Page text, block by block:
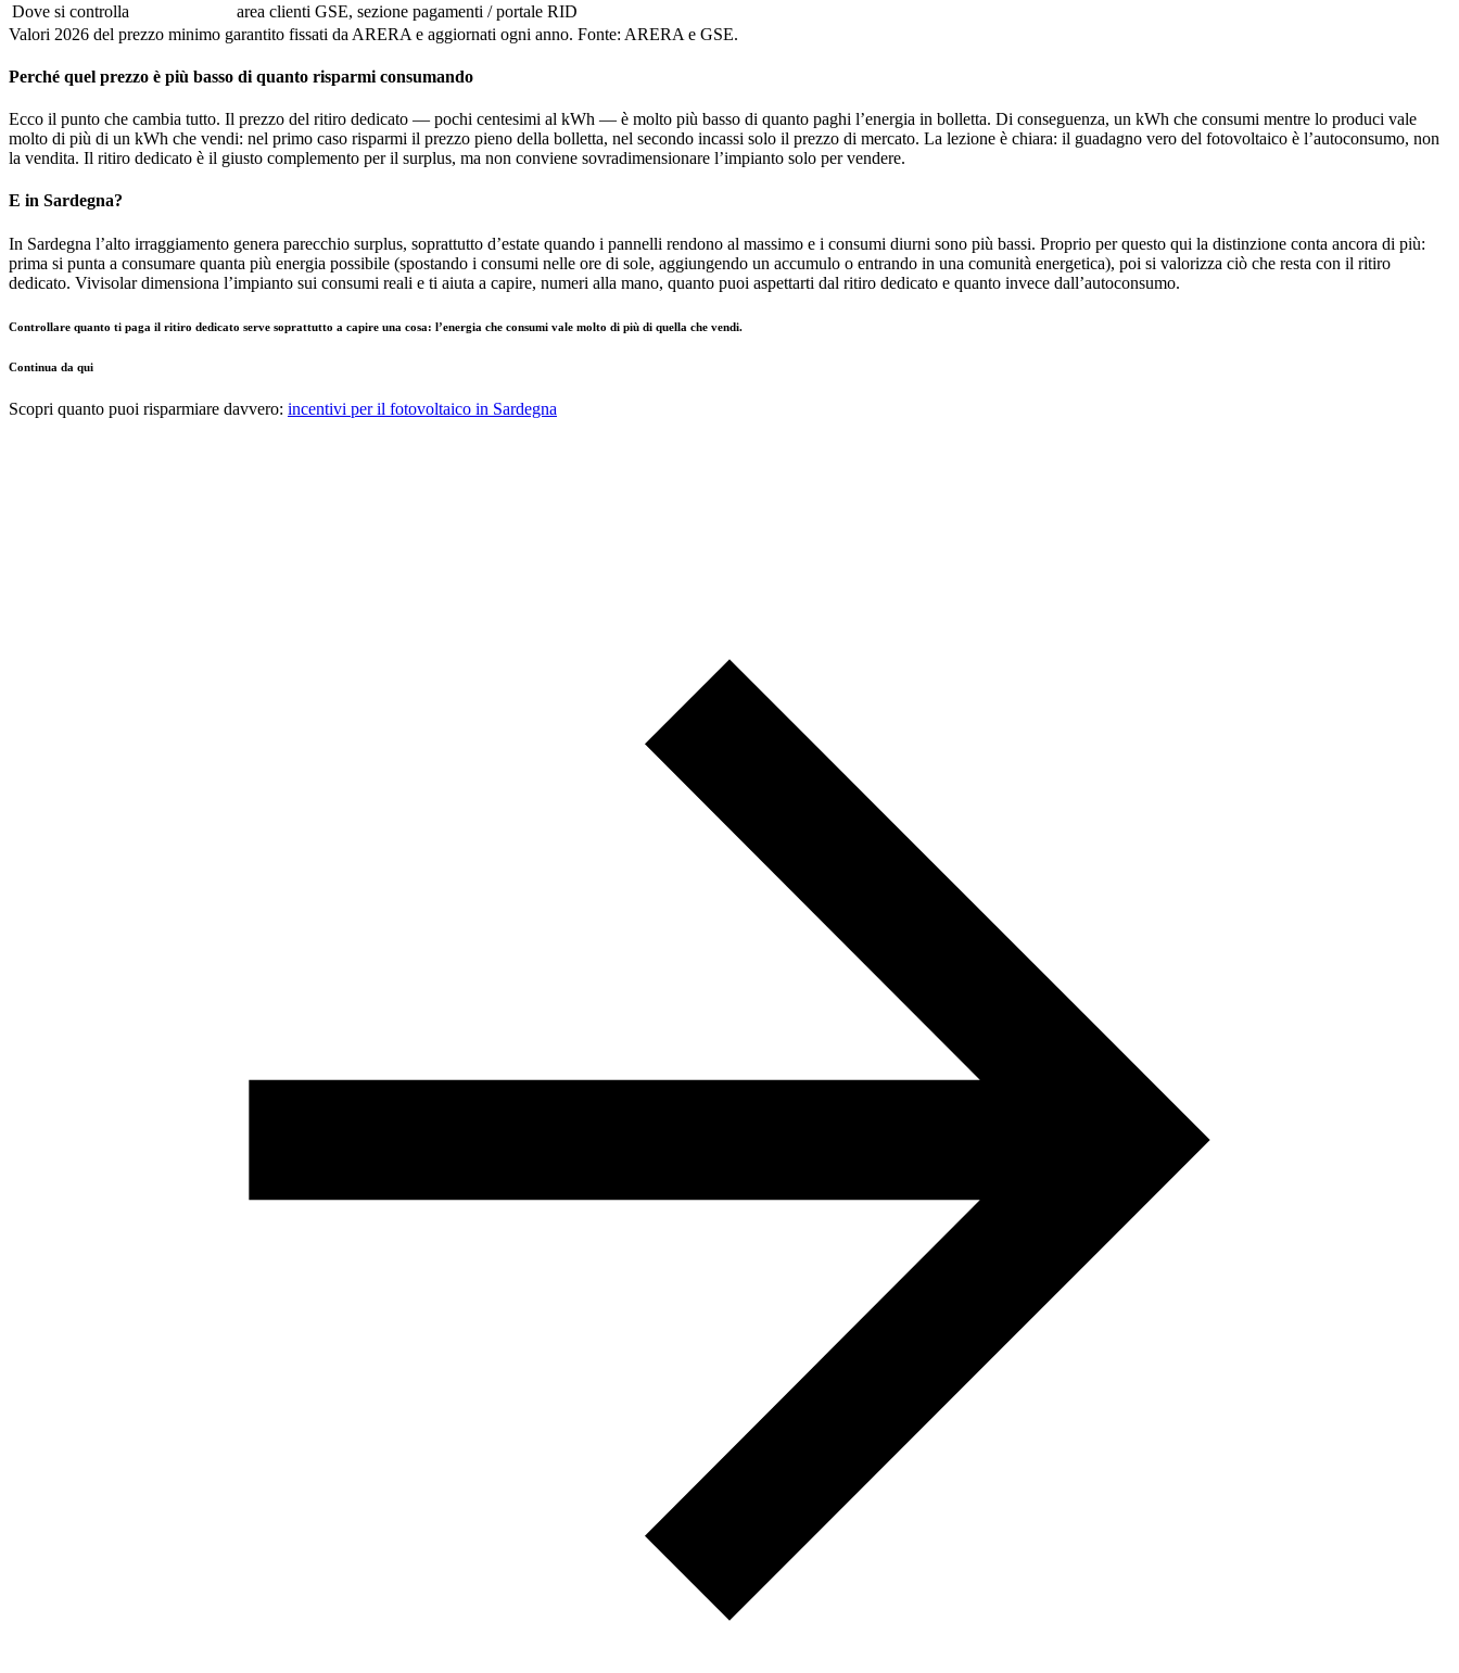
Dove si controlla
area clienti GSE, sezione pagamenti / portale RID
Valori 2026 del prezzo minimo garantito fissati da ARERA e aggiornati ogni anno. Fonte: ARERA e GSE.
Perché quel prezzo è più basso di quanto risparmi consumando
Ecco il punto che cambia tutto. Il prezzo del ritiro dedicato — pochi centesimi al kWh — è molto più basso di quanto paghi l’energia in bolletta. Di conseguenza, un kWh che consumi mentre lo produci vale
molto di più di un kWh che vendi: nel primo caso risparmi il prezzo pieno della bolletta, nel secondo incassi solo il prezzo di mercato. La lezione è chiara: il guadagno vero del fotovoltaico è l’autoconsumo, non
la vendita. Il ritiro dedicato è il giusto complemento per il surplus, ma non conviene sovradimensionare l’impianto solo per vendere.
E in Sardegna?
In Sardegna l’alto irraggiamento genera parecchio surplus, soprattutto d’estate quando i pannelli rendono al massimo e i consumi diurni sono più bassi. Proprio per questo qui la distinzione conta ancora di più:
prima si punta a consumare quanta più energia possibile (spostando i consumi nelle ore di sole, aggiungendo un accumulo o entrando in una comunità energetica), poi si valorizza ciò che resta con il ritiro
dedicato. Vivisolar dimensiona l’impianto sui consumi reali e ti aiuta a capire, numeri alla mano, quanto puoi aspettarti dal ritiro dedicato e quanto invece dall’autoconsumo.
Controllare quanto ti paga il ritiro dedicato serve soprattutto a capire una cosa: l’energia che consumi vale molto di più di quella che vendi.
Continua da qui
Scopri quanto puoi risparmiare davvero: incentivi per il fotovoltaico in Sardegna